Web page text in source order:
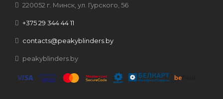
220052 г. Минск, ул. Гурского, 56
+375 29 344 44 11
contacts@peakyblinders.by
peakyblinders.by